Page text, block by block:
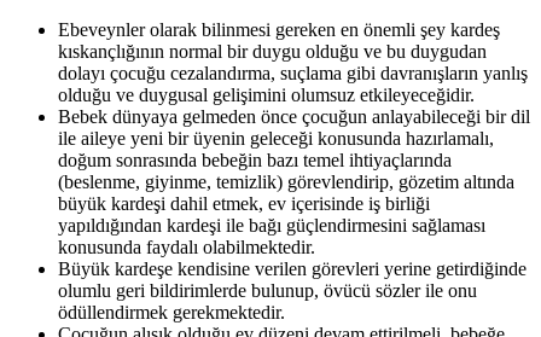
Ebeveynler olarak bilinmesi gereken en önemli şey kardeş
kıskançlığının normal bir duygu olduğu ve bu duygudan
dolayı çocuğu cezalandırma, suçlama gibi davranışların yanlış
olduğu ve duygusal gelişimini olumsuz etkileyeceğidir.
Bebek dünyaya gelmeden önce çocuğun anlayabileceği bir dil
ile aileye yeni bir üyenin geleceği konusunda hazırlamalı,
doğum sonrasında bebeğin bazı temel ihtiyaçlarında
(beslenme, giyinme, temizlik) görevlendirip, gözetim altında
büyük kardeşi dahil etmek, ev içerisinde iş birliği
yapıldığından kardeşi ile bağı güçlendirmesini sağlaması
konusunda faydalı olabilmektedir.
Büyük kardeşe kendisine verilen görevleri yerine getirdiğinde
olumlu geri bildirimlerde bulunup, övücü sözler ile onu
ödüllendirmek gerekmektedir.